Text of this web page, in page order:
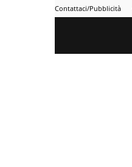
Contattaci/Pubblicità